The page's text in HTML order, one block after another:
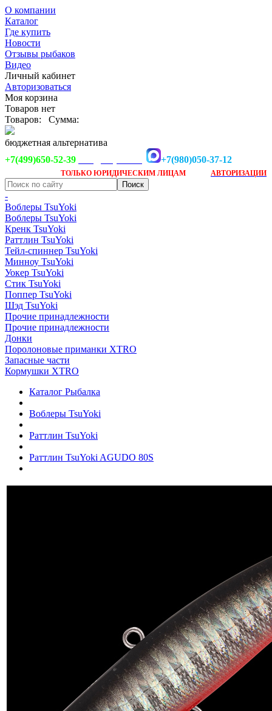
О компании
Каталог
Где купить
Новости
Отзывы рыбаков
Видео
Личный кабинет
Авторизоваться
Моя корзина
Товаров нет
Товаров:
Сумма:
бюджетная альтернатива
+7(499)650-52-39
+7(980)050-37-12
ТОЛЬКО ЮРИДИЧЕСКИМ ЛИЦАМ АВТОРИЗАЦИИ
-
Воблеры TsuYoki
Воблеры TsuYoki
Кренк TsuYoki
Раттлин TsuYoki
Тейл-спиннер TsuYoki
Минноу TsuYoki
Уокер TsuYoki
Стик TsuYoki
Поппер TsuYoki
Шэд TsuYoki
Прочие принадлежности
Прочие принадлежности
Донки
Поролоновые приманки XTRO
Запасные части
Кормушки XTRO
Каталог Рыбалка
Воблеры TsuYoki
Раттлин TsuYoki
Раттлин TsuYoki AGUDO 80S